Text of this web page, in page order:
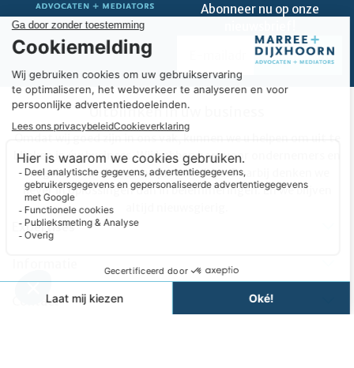
Abonneer nu op onze
Uitblinken in úw business
blinken in úw business. Wij hebben hart voor ondernemers en
we geloven in duurzame partnerships. Daarbij denken we
liever in oplossingen dan in belemmeringen. En we blijven
Expertises
Contact